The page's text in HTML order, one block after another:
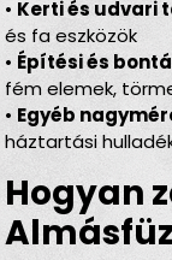
• Kerti és udvari
és fa eszközök
• Építési és
fém elemek,
• Egyéb
háztartási
Hogyan